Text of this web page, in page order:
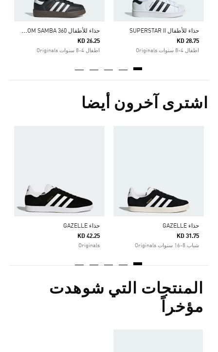
حذاء للأطفال SUPERSTAR II
KD 28.75
اطفال 4-8 سنوات Originals
ح
ذاء للأطفال ADIFOM SAMBA 360
KD 26.25
اطفال 4-8 سنوات Originals
اشترى آخرون أيضا
حذاء GAZELLE
KD 31.75
شباب 8-16 سنوات Originals
حذاء GAZELLE
KD 42.25
Originals
المنتجات التي شوهدت
مؤخراً